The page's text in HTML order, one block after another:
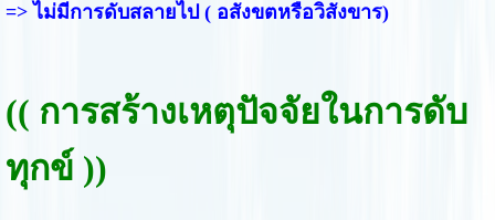
=> ไม่มีการดับสลายไป ( อสังขตหรือวิสังขาร)
(( การสร้างเหตุปัจจัยในการดับ
ทุกข์ ))